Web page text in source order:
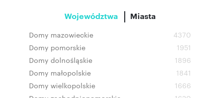
Województwa Miasta
Domy mazowieckie
4370
Domy pomorskie
1951
Domy dolnośląskie
1896
Domy małopolskie
1841
Domy wielkopolskie
1666